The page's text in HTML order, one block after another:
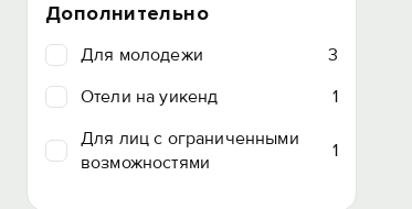
Дополнительно
Для молодежи
3
Отели на уикенд
1
Для лиц с ограниченными
возможностями
1